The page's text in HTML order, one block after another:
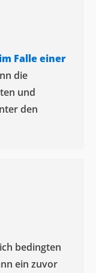
im Falle einer
die
und
den
bedingten
ein zuvor